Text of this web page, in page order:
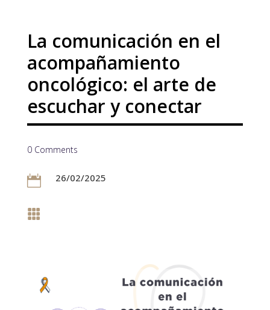
La comunicación en el
acompañamiento
oncológico: el arte de
escuchar y conectar
0 Comments
 26/02/2025
